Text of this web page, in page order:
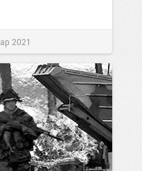
2021